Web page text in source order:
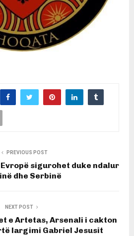
PREVIOUS POST
sigurohet duke ndalur
dhe Serbinë
NEXT POST
e Artetas, Arsenali i cakton
largimi Gabriel Jesusit